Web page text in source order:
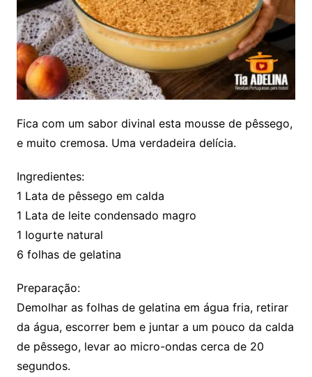
Fica com um sabor divinal esta mousse de pêssego,
e muito cremosa. Uma verdadeira delícia.
Ingredientes:
1 Lata de pêssego em calda
1 Lata de leite condensado magro
1 Iogurte natural
6 folhas de gelatina
Preparação:
Demolhar as folhas de gelatina em água fria, retirar
da água, escorrer bem e juntar a um pouco da calda
de pêssego, levar ao micro-ondas cerca de 20
segundos.